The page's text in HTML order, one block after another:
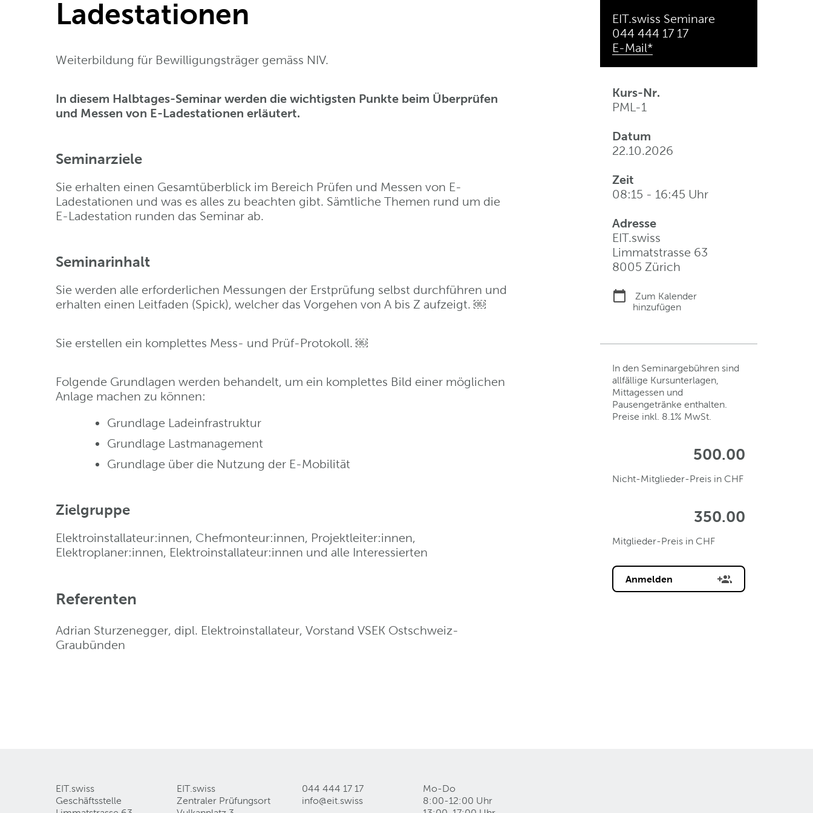
Ladestationen
Weiterbildung für Bewilligungsträger gemäss NIV.
In diesem Halbtages-Seminar werden die wichtigsten Punkte beim Überprüfen
und Messen von E-Ladestationen erläutert.
Seminarziele
Sie erhalten einen Gesamtüberblick im Bereich Prüfen und Messen von E-
Ladestationen und was es alles zu beachten gibt. Sämtliche Themen rund um die
E-Ladestation runden das Seminar ab.
Seminarinhalt
Sie werden alle erforderlichen Messungen der Erstprüfung selbst durchführen und
erhalten einen Leitfaden (Spick), welcher das Vorgehen von A bis Z aufzeigt. ￼
Sie erstellen ein komplettes Mess- und Prüf-Protokoll. ￼
Folgende Grundlagen werden behandelt, um ein komplettes Bild einer möglichen
Anlage machen zu können:
Grundlage Ladeinfrastruktur
Grundlage Lastmanagement
Grundlage über die Nutzung der E-Mobilität
Zielgruppe
Elektroinstallateur:innen, Chefmonteur:innen, Projektleiter:innen,
Elektroplaner:innen, Elektroinstallateur:innen und alle Interessierten
Referenten
Adrian Sturzenegger, dipl. Elektroinstallateur, Vorstand VSEK Ostschweiz-
Graubünden
EIT.swiss Seminare
044 444 17 17
E-Mail*
Kurs-Nr.
PML-1
Datum
22.10.2026
Zeit
08:15 - 16:45 Uhr
Adresse
EIT.swiss
Limmatstrasse 63
8005 Zürich
Zum Kalender
hinzufügen
In den Seminargebühren sind
allfällige Kursunterlagen,
Mittagessen und
Pausengetränke enthalten.
Preise inkl. 8.1% MwSt.
500.00
Nicht-Mitglieder-Preis in CHF
350.00
Mitglieder-Preis in CHF
Anmelden
EIT.swiss
Geschäftsstelle
EIT.swiss
Zentraler Prüfungsort
044 444 17 17
info@eit swiss
Mo-Do
8:00-12:00 Uhr